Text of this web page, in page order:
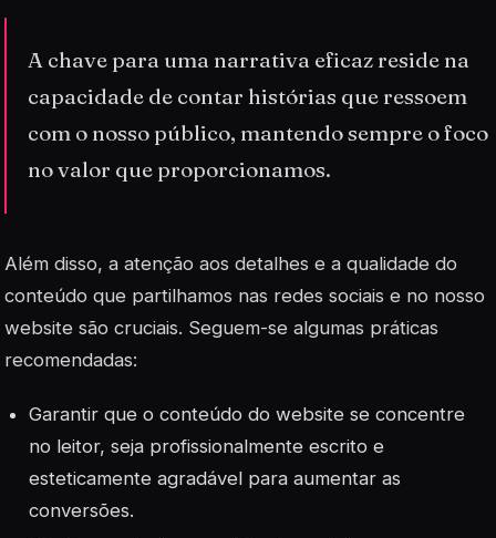
A chave para uma narrativa eficaz reside na
capacidade de contar histórias que ressoem
com o nosso público, mantendo sempre o foco
no valor que proporcionamos.
Além disso, a atenção aos detalhes e a qualidade do
conteúdo que partilhamos nas redes sociais e no nosso
website são cruciais. Seguem-se algumas práticas
recomendadas:
Garantir que o conteúdo do website se concentre
no leitor, seja profissionalmente escrito e
esteticamente agradável para aumentar as
conversões.